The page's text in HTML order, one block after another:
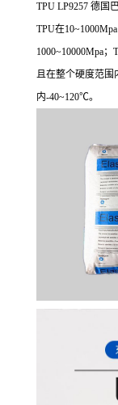
TPU LP9257 德国
TPU在
1000~10000Mpa
且在整个硬度范围
内-40~120℃。